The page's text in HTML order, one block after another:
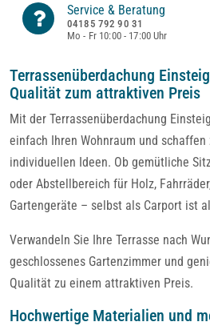
Service & Beratung
04185 792 90 31
Mo - Fr 10:00 - 17:00 Uhr
Terrassenüberdachung
Qualität zum attraktiven Preis
Mit der Terrassenüberdachung
einfach Ihren Wohnraum und
individuellen Ideen. Ob gemütliche
oder Abstellbereich für Holz,
Gartengeräte – selbst als Carport ist
Verwandeln Sie Ihre Terrasse nach
geschlossenes Gartenzimmer und
Qualität zu einem attraktiven Preis.
Hochwertige Materialien und